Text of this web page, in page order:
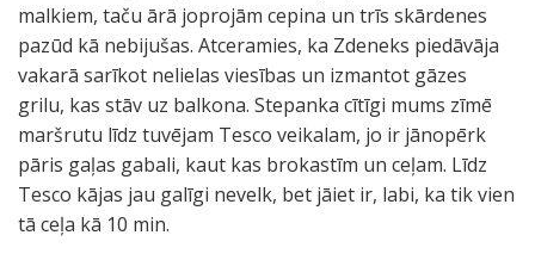
malkiem, taču ārā joprojām cepina un trīs skārdenes
pazūd kā nebijušas. Atceramies, ka Zdeneks piedāvāja
vakarā sarīkot nelielas viesības un izmantot gāzes
grilu, kas stāv uz balkona. Stepanka cītīgi mums zīmē
maršrutu līdz tuvējam Tesco veikalam, jo ir jānopērk
pāris gaļas gabali, kaut kas brokastīm un ceļam. Līdz
Tesco kājas jau galīgi nevelk, bet jāiet ir, labi, ka tik vien
tā ceļa kā 10 min.